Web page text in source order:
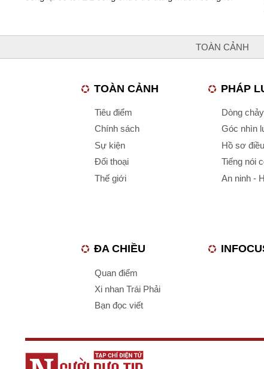
TOÀN CẢNH
TOÀN CẢNH
Tiêu điểm
Chính sách
Sự kiện
Đối thoại
Thế giới
PHÁP
Dòng
Góc nhìn
Hồ sơ
Tiếng nói
An ninh -
ĐA CHIỀU
Quan điểm
Xi nhan Trái Phải
Bạn đọc viết